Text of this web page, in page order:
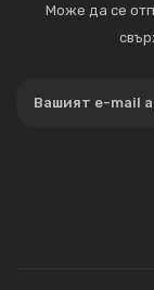
Може да се